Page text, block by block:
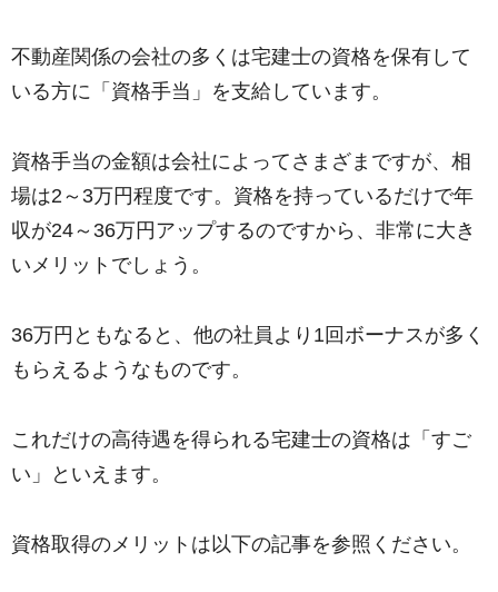
不動産関係の会社の多くは宅建士の資格を保有して
いる方に「資格手当」を支給しています。
資格手当の金額は会社によってさまざまですが、相
場は2～3万円程度です。資格を持っているだけで年
収が24～36万円アップするのですから、非常に大き
いメリットでしょう。
36万円ともなると、他の社員より1回ボーナスが多く
もらえるようなものです。
これだけの高待遇を得られる宅建士の資格は「すご
い」といえます。
資格取得のメリットは以下の記事を参照ください。